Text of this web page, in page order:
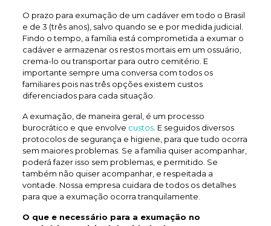
O prazo para exumação de um cadáver em todo o Brasil
e de 3 (três anos), salvo quando se e por medida judicial.
Findo o tempo, a família está comprometida a exumar o
cadáver e armazenar os restos mortais em um ossuário,
crema-lo ou transportar para outro cemitério. E
importante sempre uma conversa com todos os
familiares pois nas três opções existem custos
diferenciados para cada situação.
A exumação, de maneira geral, é um processo
burocrático e que envolve custos. E seguidos diversos
protocolos de segurança e higiene, para que tudo ocorra
sem maiores problemas. Se a família quiser acompanhar,
poderá fazer isso sem problemas, e permitido. Se
também não quiser acompanhar, e respeitada a
vontade. Nossa empresa cuidara de todos os detalhes
para que a exumação ocorra tranquilamente.
O que e necessário para a exumação no